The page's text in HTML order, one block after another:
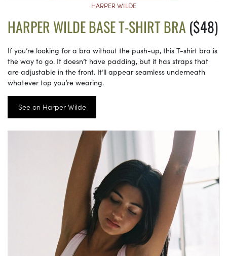
HARPER WILDE
HARPER WILDE BASE T-SHIRT BRA ($48)
If you’re looking for a bra without the push-up, this T-shirt bra is
the way to go. It doesn’t have padding, but it has straps that
are adjustable in the front. It’ll appear seamless underneath
whatever top you’re wearing.
See on Harper Wilde